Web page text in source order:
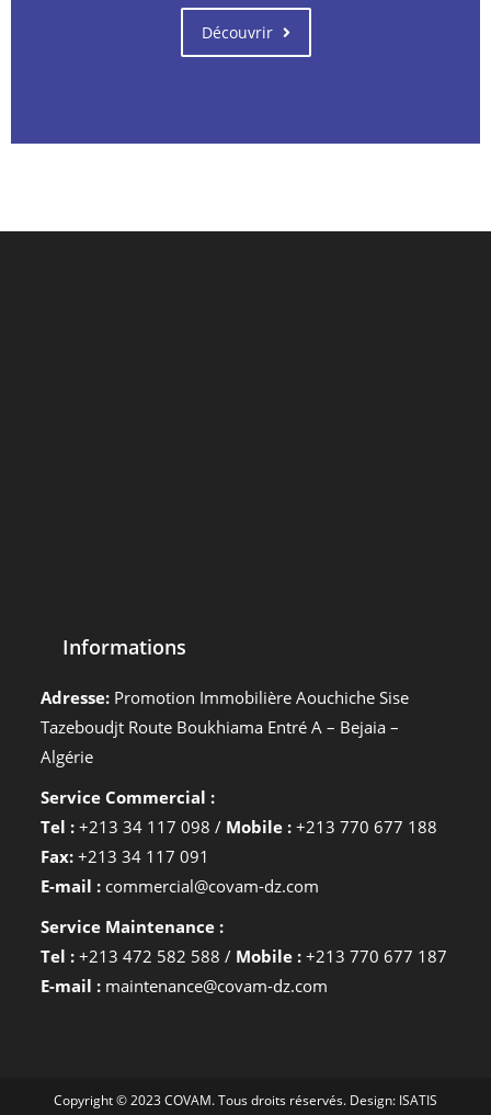
Découvrir
Informations
Adresse: Promotion Immobilière Aouchiche Sise
Tazeboudjt Route Boukhiama Entré A – Bejaia –
Algérie
Service Commercial :
Tel : +213 34 117 098 / Mobile : +213 770 677 188
Fax: +213 34 117 091
E-mail : commercial@covam-dz.com
Service Maintenance :
Tel :+213 472 582 588 / Mobile :+213 770 677 187
E-mail : maintenance@covam-dz.com
Copyright © 2023 COVAM. Tous droits réservés. Design: ISATIS